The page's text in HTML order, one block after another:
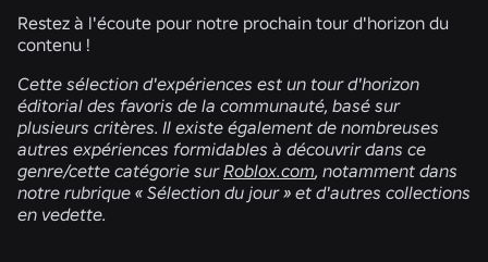
Restez à l'écoute pour notre prochain tour d'horizon du
contenu !
Cette sélection d'expériences est un tour d'horizon
éditorial des favoris de la communauté, basé sur
plusieurs critères. Il existe également de nombreuses
autres expériences formidables à découvrir dans ce
genre/cette catégorie surRoblox.com, notamment dans
notre rubrique « Sélection du jour » et d'autres collections
en vedette.